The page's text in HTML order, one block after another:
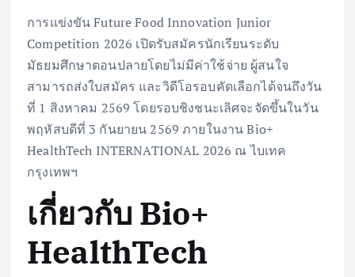
การแข่งขัน Future Food Innovation Junior
Competition 2026 เปิดรับสมัครนักเรียนระดับ
มัธยมศึกษาตอนปลายโดยไม่มีค่าใช้จ่าย ผู้สนใจ
สามารถส่งใบสมัคร และวิดีโอรอบคัดเลือกได้จนถึงวัน
ที่ 1 สิงหาคม 2569 โดยรอบชิงชนะเลิศจะจัดขึ้นในวัน
พฤหัสบดีที่ 3 กันยายน 2569 ภายในงาน Bio+
HealthTech INTERNATIONAL 2026 ณ ไบเทค
กรุงเทพฯ
เกี่ยวกับ Bio+
HealthTech